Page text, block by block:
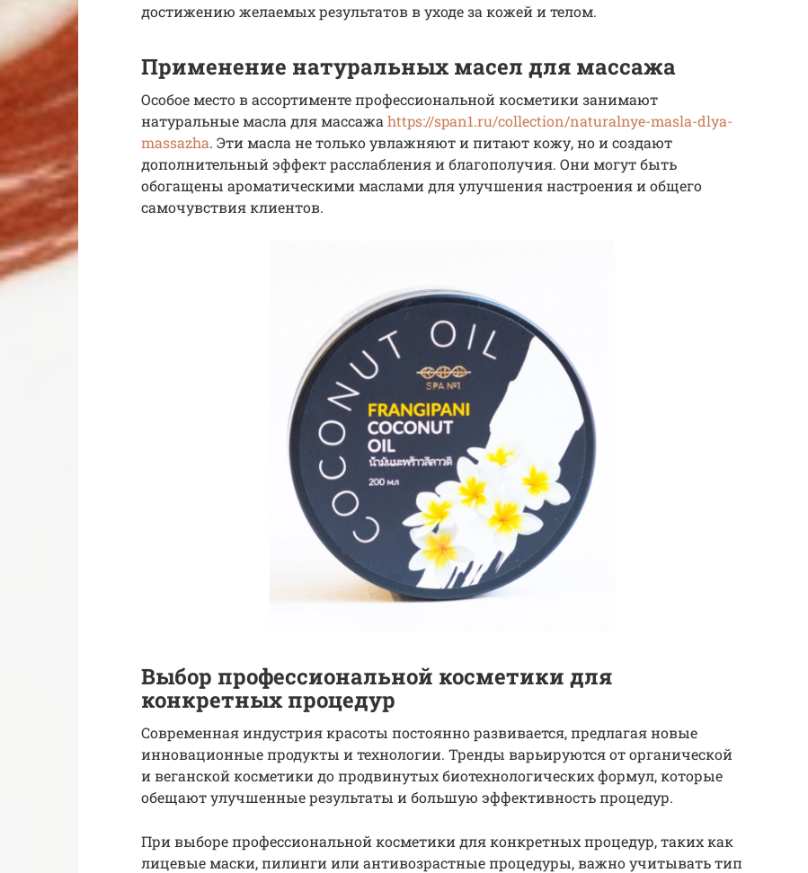
достижению желаемых результатов в уходе за кожей и телом.
Применение натуральных масел для массажа
Особое место в ассортименте профессиональной косметики занимают
натуральные масла для массажа https://span1.ru/collection/naturalnye-masla-dlya-
massazha. Эти масла не только увлажняют и питают кожу, но и создают
дополнительный эффект расслабления и благополучия. Они могут быть
обогащены ароматическими маслами для улучшения настроения и общего
самочувствия клиентов.
Выбор профессиональной косметики для
конкретных процедур
Современная индустрия красоты постоянно развивается, предлагая новые
инновационные продукты и технологии. Тренды варьируются от органической
и веганской косметики до продвинутых биотехнологических формул, которые
обещают улучшенные результаты и большую эффективность процедур.
При выборе профессиональной косметики для конкретных процедур, таких как
лицевые маски, пилинги или антивозрастные процедуры, важно учитывать тип